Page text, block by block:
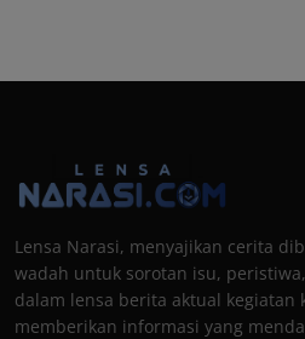
Lensa Narasi, menyajikan cerita
wadah untuk sorotan isu,
dalam lensa berita aktual kegiatan
memberikan informasi yang